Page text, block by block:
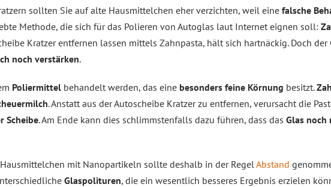
sollten Sie auf alte Hausmittelchen eher verzichten, weil eine falsche
Methode, die sich für das Polieren von Autoglas laut Internet eignen soll:
Kratzer entfernen lassen mittels Zahnpasta, hält sich hartnäckig. Doch der
noch verstärken.
Poliermittel behandelt werden, das eine besonders feine Körnung besitzt.
. Anstatt aus der Autoscheibe Kratzer zu entfernen, verursacht die
Scheibe. Am Ende kann dies schlimmstenfalls dazu führen, dass das Glas
mit Nanopartikeln sollte deshalb in der RegelAbstand
Glaspolituren, die ein wesentlich besseres Ergebnis erzielen